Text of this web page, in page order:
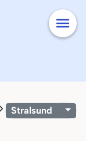
Stralsund